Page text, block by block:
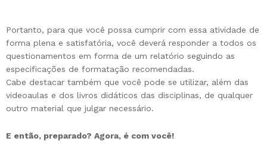
Portanto, para que você possa cumprir com essa atividade de
forma plena e satisfatória, você deverá responder a todos os
questionamentos em forma de um relatório seguindo as
especificações de formatação recomendadas.
Cabe destacar também que você pode se utilizar, além das
videoaulas e dos livros didáticos das disciplinas, de qualquer
outro material que julgar necessário.
E então, preparado? Agora, é com você!